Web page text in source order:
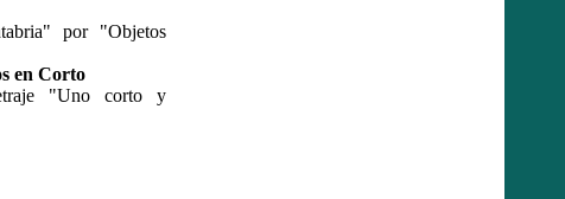
por "Objetos
en Corto
"Uno corto y